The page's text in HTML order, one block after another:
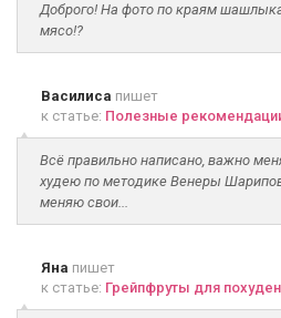
Доброго! На фото по краям шашлыка
мясо!?
Василиса пишет
к статье: Полезные
Всё правильно написано, важно
худею по методике Венеры
меняю свои...
Яна пишет
к статье: Грейпфруты для